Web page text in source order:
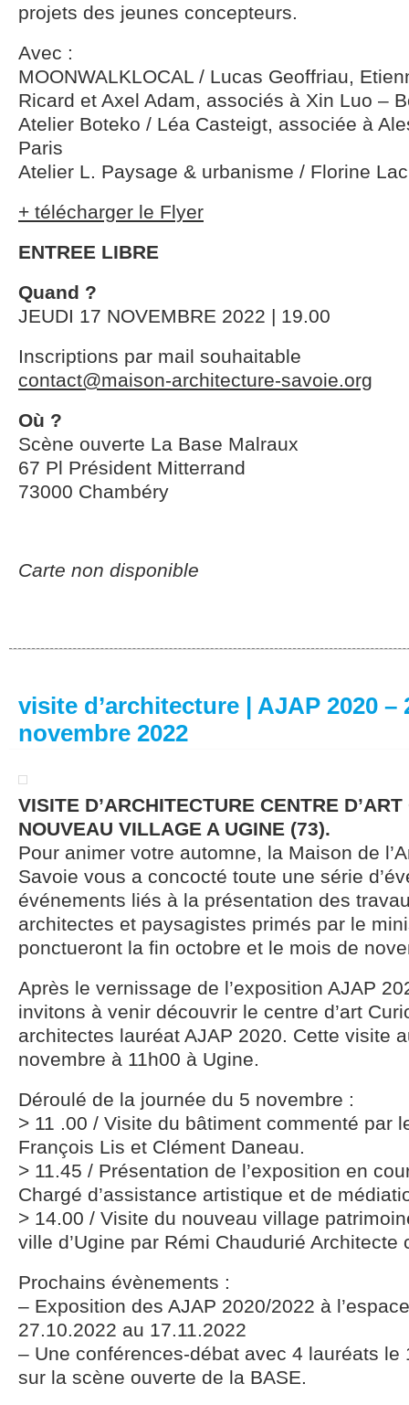
projets des jeunes concepteurs.
Avec :
MOONWALKLOCAL / Lucas Geoffriau,
Ricard et Axel Adam, associés à Xin Luo –
Atelier Boteko / Léa Casteigt, associée à
Paris
Atelier L. Paysage & urbanisme / Florine
+ télécharger le Flyer
ENTREE LIBRE
Quand ?
JEUDI 17 NOVEMBRE 2022 | 19.00
Inscriptions par mail souhaitable
contact@maison-architecture-savoie.org
Où ?
Scène ouverte La Base Malraux
67 Pl Président Mitterrand
73000 Chambéry
Carte non disponible
visite d’architecture | AJAP 2020 –
novembre 2022
VISITE D’ARCHITECTURE CENTRE
NOUVEAU VILLAGE A UGINE (73).
Pour animer votre automne, la Maison de
Savoie vous a concocté toute une série
événements liés à la présentation des
architectes et paysagistes primés par le
ponctueront la fin octobre et le mois de
Après le vernissage de l’exposition AJAP
invitons à venir découvrir le centre d’art
architectes lauréat AJAP 2020. Cette visite
novembre à 11h00 à Ugine.
Déroulé de la journée du 5 novembre :
> 11 .00 / Visite du bâtiment commenté par
François Lis et Clément Daneau.
> 11.45 / Présentation de l’exposition en
Chargé d’assistance artistique et de
> 14.00 / Visite du nouveau village
ville d’Ugine par Rémi Chaudurié Architecte
Prochains évènements :
– Exposition des AJAP 2020/2022 à
27.10.2022 au 17.11.2022
– Une conférences-débat avec 4 lauréats le
sur la scène ouverte de la BASE.